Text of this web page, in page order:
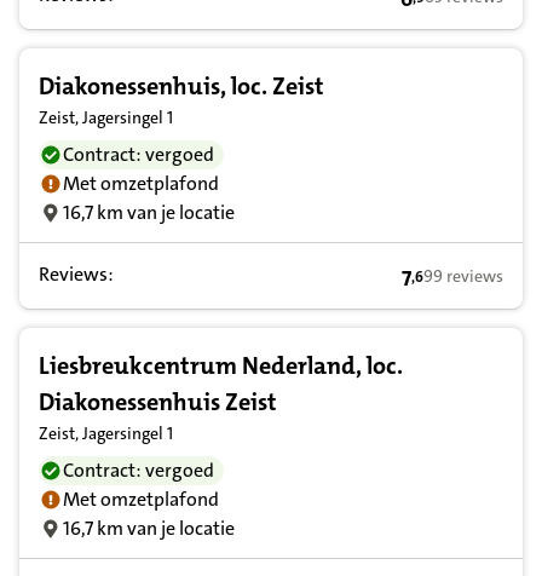
6,9 op basis van
Diakonessenhuis, loc. Zeist
Zeist, Jagersingel 1
Contract: vergoed
Met omzetplafond
16,7 km van je locatie
Reviews: 7,6 op basis
7,699 reviews
Liesbreukcentrum Nederland, loc.
Diakonessenhuis Zeist
Zeist, Jagersingel 1
Contract: vergoed
Met omzetplafond
16,7 km van je locatie